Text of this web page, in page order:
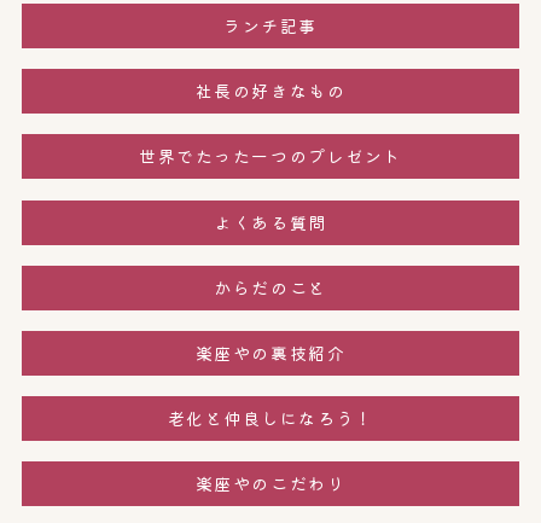
ランチ記事
社長の好きなもの
世界でたった一つのプレゼント
よくある質問
からだのこと
楽座やの裏技紹介
老化と仲良しになろう！
楽座やのこだわり